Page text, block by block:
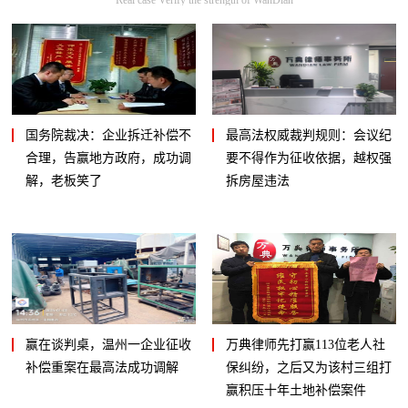
国务院裁决：企业拆迁补偿不
合理，告赢地方政府，成功调
解，老板笑了
最高法权威裁判规则：会议纪
要不得作为征收依据，越权强
拆房屋违法
赢在谈判桌，温州一企业征收
补偿重案在最高法成功调解
万典律师先打赢113位老人社
保纠纷，之后又为该村三组打
赢积压十年土地补偿案件